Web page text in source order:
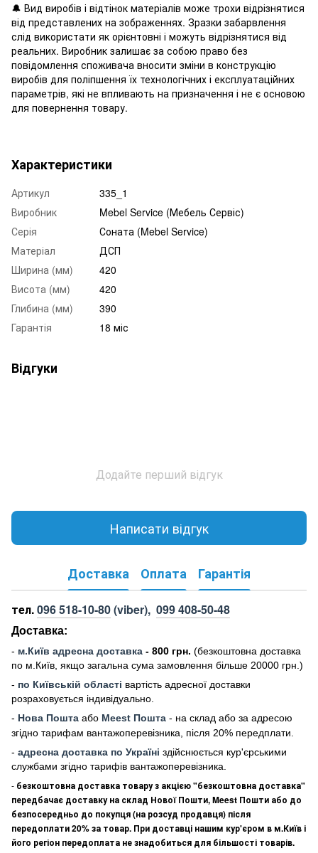
🔔 Вид виробів і відтінок матеріалів може трохи відрізнятися
від представлених на зображеннях. Зразки забарвлення
слід використати як орієнтовні і можуть відрізнятися від
реальних. Виробник залишає за собою право без
повідомлення споживача вносити зміни в конструкцію
виробів для поліпшення їх технологічних і експлуатаційних
параметрів, які не впливають на призначення і не є основою
для повернення товару.
Характеристики
Артикул
335_1
Виробник
Mebel Service (Мебель Сервіс)
Серія
Соната (Mebel Service)
Матеріал
ДСП
Ширина (мм)
420
Висота (мм)
420
Глибина (мм)
390
Гарантія
18 міс
Відгуки
Додайте перший відгук
Написати відгук
Доставка Оплата Гарантія
тел.096 518-10-80(viber), 099 408-50-48
Доставка:
- м.Київ адресна доставка - 800 грн. (безкоштовна доставка
по м.Київ, якщо загальна сума замовлення більше 20000 грн .)
- по Київській області вартість адресної доставки
розраховується індивідуально.
- Нова Пошта або Meest Пошта - на склад або за адресою
згідно тарифам вантажоперевізника, після 20% передплати.
- адресна доставка по Україні здійснюється кур'єрськими
службами згідно тарифів вантажоперевізника.
- безкоштовна доставка товару з акцією "безкоштовна доставка"
передбачає доставку на склад Нової Пошти, Meest Пошти або до
безпосередньо до покупця (на розсуд продавця) після
передоплати 20% за товар. При доставці нашим кур'єром в м.Київ і
його регіон передоплата не знадобиться для більшості товарів.